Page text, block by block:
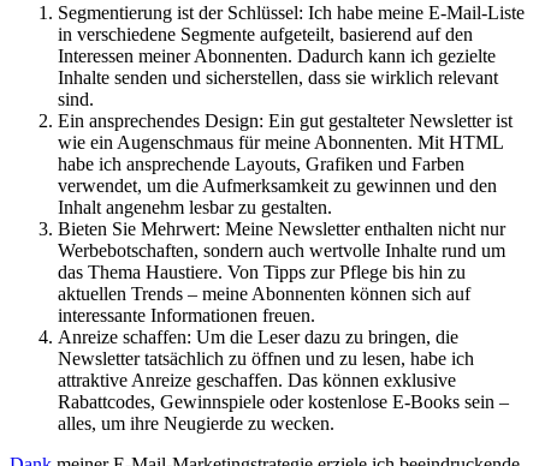
Segmentierung ist der Schlüssel: Ich habe meine⁤ E-Mail-Liste
in verschiedene Segmente aufgeteilt, basierend auf den
Interessen meiner⁢ Abonnenten. Dadurch kann ich gezielte
Inhalte senden und sicherstellen, dass sie wirklich relevant
sind.
Ein ansprechendes Design: Ein gut ⁢gestalteter Newsletter ist
wie ein Augenschmaus für meine Abonnenten. ​Mit HTML
habe ich ansprechende Layouts, Grafiken und Farben⁢
verwendet, um ⁣die Aufmerksamkeit zu‍ gewinnen‌ und den
Inhalt angenehm lesbar zu ⁤gestalten.
Bieten Sie Mehrwert: Meine Newsletter enthalten⁤ nicht nur
Werbebotschaften, sondern auch⁢ wertvolle ⁢Inhalte rund um
das Thema Haustiere. Von Tipps zur Pflege bis hin zu
aktuellen Trends – meine Abonnenten können ​sich auf
interessante Informationen ⁢freuen.
Anreize schaffen: Um‍ die Leser dazu zu bringen, die
Newsletter tatsächlich zu öffnen und zu lesen, habe ich
attraktive Anreize geschaffen. Das können exklusive
Rabattcodes, Gewinnspiele oder kostenlose E-Books sein –
alles, um ⁣ihre Neugierde ⁣zu wecken.